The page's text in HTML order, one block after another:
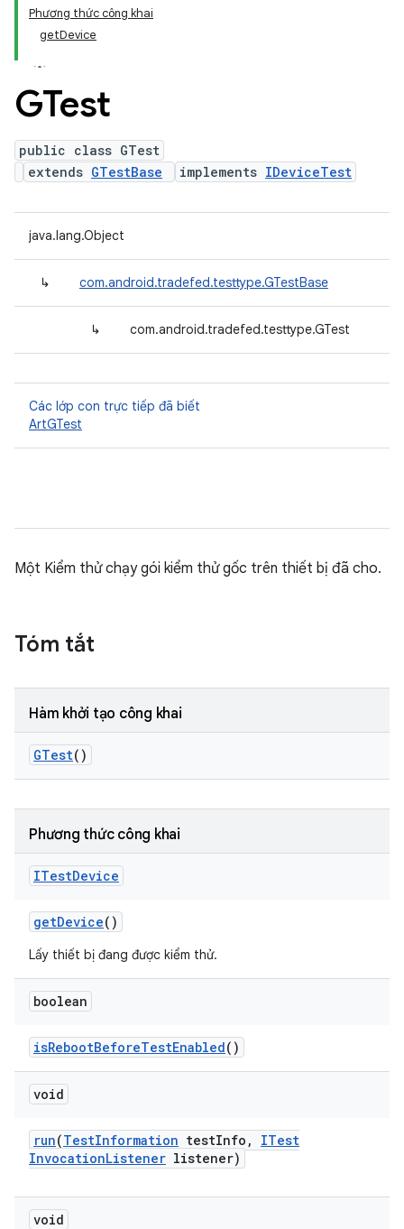
Phương thức công khai
getDevice
GTest
public class GTest
extends GTestBase implements IDeviceTest
java.lang.Object
↳ com.android.tradefed.testtype.GTestBase
↳ com.android.tradefed.testtype.GTest
Các lớp con trực tiếp đã biết
ArtGTest
Một Kiểm thử chạy gói kiểm thử gốc trên thiết bị đã cho.
Tóm tắt
Hàm khởi tạo công khai
GTest()
Phương thức công khai
ITestDevice
getDevice()
Lấy thiết bị đang được kiểm thử.
boolean
isRebootBeforeTestEnabled()
void
run(TestInformation testInfo ,
ITest
InvocationListener listener)
void